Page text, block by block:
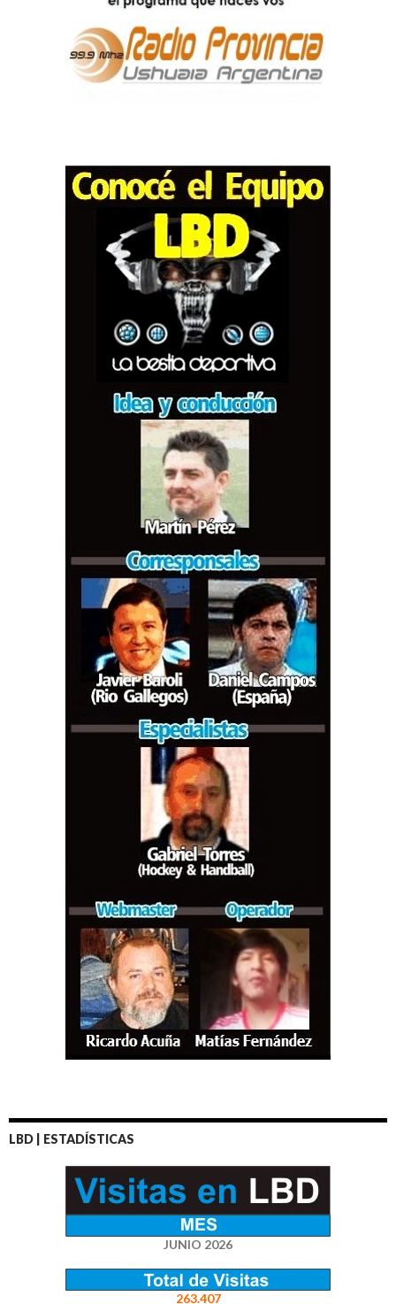
LBD | ESTADÍSTICAS
JUNIO 2026
263.407